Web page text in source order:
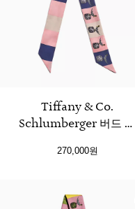
Tiffany & Co.
Schlumberger 버드 온
크리스탈 핑크 실크
270,000원